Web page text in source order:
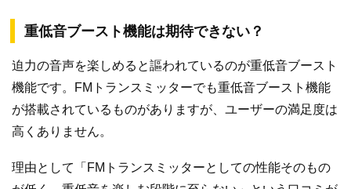
重低音ブースト機能は期待できない？
迫力の音声を楽しめると謳われているのが重低音ブースト
機能です。FMトランスミッターでも重低音ブースト機能
が搭載されているものがありますが、ユーザーの満足度は
高くありません。
理由として「FMトランスミッターとしての性能そのもの